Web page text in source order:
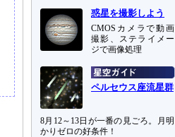
惑星を撮影しよう
CMOSカメラで動画
撮影、ステライメー
ジで画像処理
ペルセウス座流星群
8月12～13日が一番の見ごろ。月明
かりゼロの好条件！